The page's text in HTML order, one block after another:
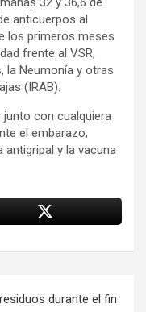
anticuerpos al
los primeros meses
frente al VSR,
la Neumonía y otras
(IRAB).
con cualquiera
el embarazo,
antigripal y la vacuna
durante el fin